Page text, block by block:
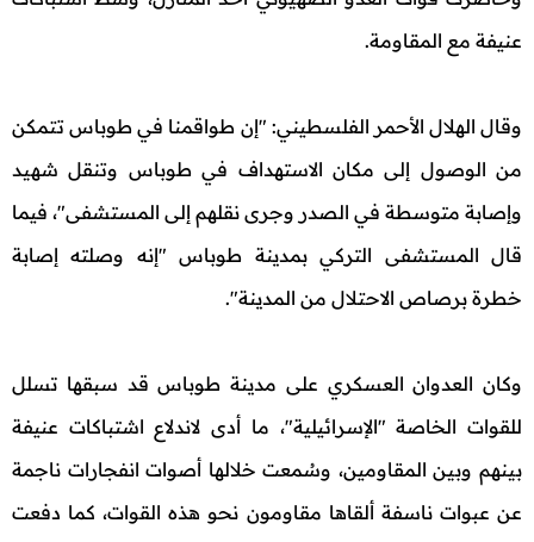
عنيفة مع المقاومة.
وقال الهلال الأحمر الفلسطيني: "إن طواقمنا في طوباس تتمكن
من الوصول إلى مكان الاستهداف في طوباس وتنقل شهيد
وإصابة متوسطة في الصدر وجرى نقلهم إلى المستشفى"، فيما
قال المستشفى التركي بمدينة طوباس "إنه وصلته إصابة
خطرة برصاص الاحتلال من المدينة".
وكان العدوان العسكري على مدينة طوباس قد سبقها تسلل
للقوات الخاصة "الإسرائيلية"، ما أدى لاندلاع اشتباكات عنيفة
بينهم وبين المقاومين، وسُمعت خلالها أصوات انفجارات ناجمة
عن عبوات ناسفة ألقاها مقاومون نحو هذه القوات، كما دفعت